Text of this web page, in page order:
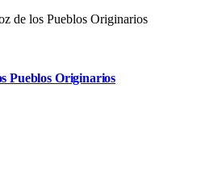
Pueblos Originarios